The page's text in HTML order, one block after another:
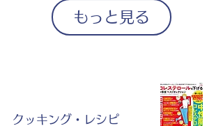
もっと見る
クッキング・レシピ